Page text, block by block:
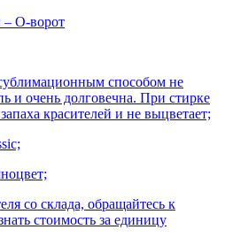
– О-ворот
способом не
и очень долговечна. При стирке
красителей и не выцветает;
со склада, обращайтесь к
стоимость за единицу